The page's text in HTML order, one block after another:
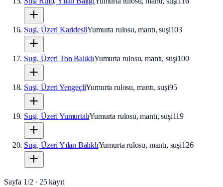
Suşi, Üzeri KaridesliYumurta rulosu, mantı, suşi103
Suşi, Üzeri Ton BalıklıYumurta rulosu, mantı, suşi100
Suşi, Üzeri YengeçliYumurta rulosu, mantı, suşi95
Suşi, Üzeri YumurtalıYumurta rulosu, mantı, suşi119
Suşi, Üzeri Yılan BalıklıYumurta rulosu, mantı, suşi126
Sayfa 1/2 · 25 kayıt